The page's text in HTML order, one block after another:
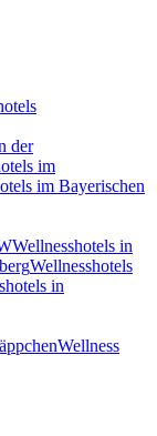
der
im
im Bayerischen
Wellnesshotels in
Wellnesshotels
in
Wellness